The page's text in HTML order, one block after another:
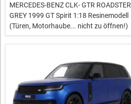
MERCEDES-BENZ CLK- GTR ROADSTER
GREY 1999 GT Spirit 1:18 Resinemodell
(Türen, Motorhaube... nicht zu öffnen!)